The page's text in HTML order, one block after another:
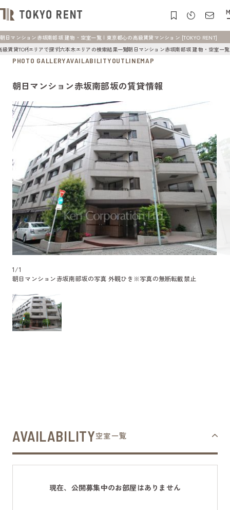
朝日マンション赤坂南部坂 建物・空室一覧 | 東京都心の高級賃貸マンション [TOKYO RENT]
級賃貸TOPエリアで探す六本木エリアの検索結果一覧朝日マンション赤坂南部坂 建物・空室一覧
PHOTO GALLERYAVAILABILITYOUTLINEMAP
朝日マンション赤坂南部坂の賃貸情報
1/1
朝日マンション赤坂南部坂の写真 外観ひき※写真の無断転載禁止
AVAILABILITY空室一覧
現在、公開募集中のお部屋はありません